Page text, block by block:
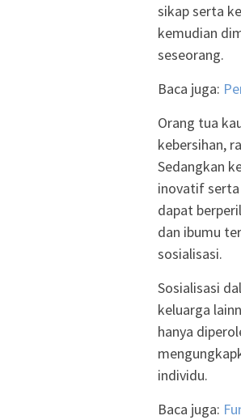
sikap serta
kemudian
seseorang.
Baca juga:
Orang tua
kebersihan,
Sedangkan
inovatif serta
dapat
dan ibumu
sosialisasi.
Sosialisasi
keluarga
hanya
individu.
Baca juga: